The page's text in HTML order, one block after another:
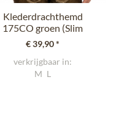
Klederdrachthemd
175CO groen (Slim
Fit)
€ 39,90 *
verkrijgbaar in:
M L